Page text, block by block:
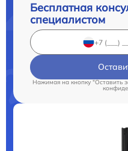
Бесплатная
специалистом
Нажимая на кнопку "Оставить